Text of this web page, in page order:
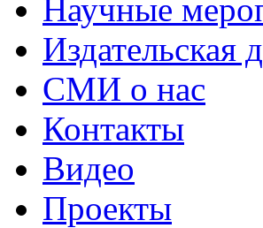
Научные
Издательская
СМИ о нас
Контакты
Видео
Проекты